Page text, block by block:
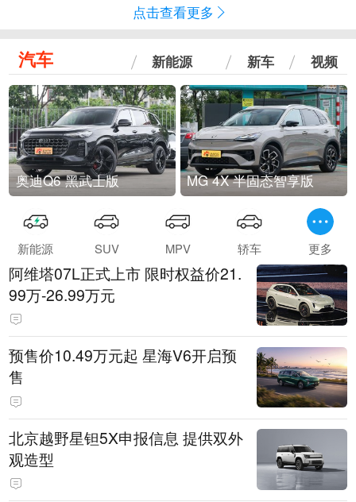
点击查看更多
汽车 新能源 新车 视频
奥迪Q6 黑武士版 MG 4X 半固态智享版
新能源 SUV MPV 轿车 更多
阿维塔07L正式上市 限时权益价21.
99万-26.99万元
预售价10.49万元起 星海V6开启预
售
北京越野星钽5X申报信息 提供双外
观造型